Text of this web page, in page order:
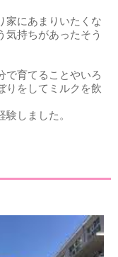
家にあまりいたくな
気持ちがあったそう
で育てることやいろ
りをしてミルクを飲
しました。